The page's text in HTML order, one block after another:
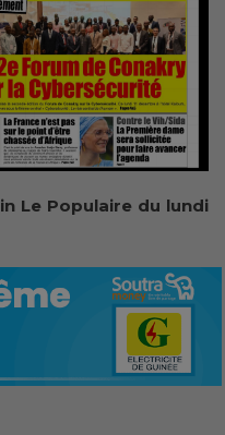
Le Populaire du lundi